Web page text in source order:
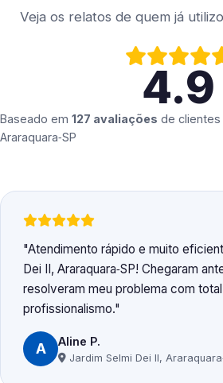
Veja os relatos de quem já
4.9
Baseado em 127 avaliações de clientes
Araraquara‑SP
Atendimento rápido e muito
Dei II, Araraquara‑SP! Chegaram
resolveram meu problema com
profissionalismo.
A Aline P.
Jardim Selmi Dei II,